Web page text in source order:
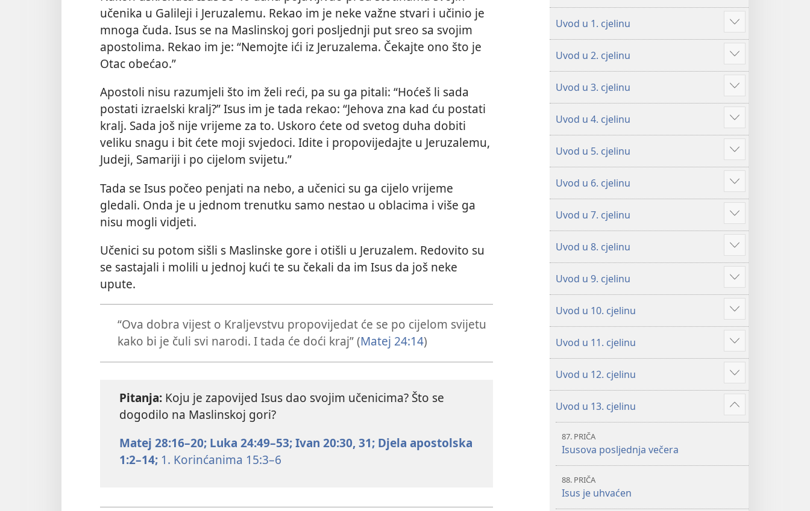
učenika u Galileji i Jeruzalemu. Rekao im je neke važne stvari i učinio je
mnoga čuda. Isus se na Maslinskoj gori posljednji put sreo sa svojim
apostolima. Rekao im je: “Nemojte ići iz Jeruzalema. Čekajte ono što je
Otac obećao.”
Apostoli nisu razumjeli što im želi reći, pa su ga pitali: “Hoćeš li sada
postati izraelski kralj?” Isus im je tada rekao: “Jehova zna kad ću postati
kralj. Sada još nije vrijeme za to. Uskoro ćete od svetog duha dobiti
veliku snagu i bit ćete moji svjedoci. Idite i propovijedajte u Jeruzalemu,
Judeji, Samariji i po cijelom svijetu.”
Tada se Isus počeo penjati na nebo, a učenici su ga cijelo vrijeme
gledali. Onda je u jednom trenutku samo nestao u oblacima i više ga
nisu mogli vidjeti.
Učenici su potom sišli s Maslinske gore i otišli u Jeruzalem. Redovito su
se sastajali i molili u jednoj kući te su čekali da im Isus da još neke
upute.
“Ova dobra vijest o Kraljevstvu propovijedat će se po cijelom svijetu
kako bi je čuli svi narodi. I tada će doći kraj” (Matej 24:14)
Pitanja: Koju je zapovijed Isus dao svojim učenicima? Što se
dogodilo na Maslinskoj gori?
Matej 28:16–20; Luka 24:49–53;Ivan 20:30, 31; Djela apostolska
1:2–14; 1. Korinćanima 15:3–6
Uvod u 1. cjelinu
Prikaži
više
Uvod u 2. cjelinu
Prikaži
više
Uvod u 3. cjelinu
Prikaži
više
Uvod u 4. cjelinu
Prikaži
više
Uvod u 5. cjelinu
Prikaži
više
Uvod u 6. cjelinu
Prikaži
više
Uvod u 7. cjelinu
Prikaži
više
Uvod u 8. cjelinu
Prikaži
više
Uvod u 9. cjelinu
Prikaži
više
Uvod u 10. cjelinu
Prikaži
više
Uvod u 11. cjelinu
Prikaži
više
Uvod u 12. cjelinu
Prikaži
više
Uvod u 13. cjelinu
Prikaži
više
87. PRIČA
Isusova posljednja večera
88. PRIČA
Isus je uhvaćen